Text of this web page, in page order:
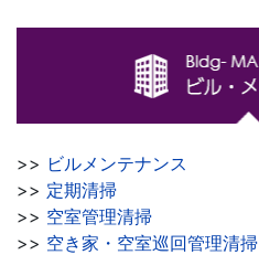
>> ビルメンテナンス
>> 定期清掃
>> 空室管理清掃
>> 空き家・空室巡回管理清掃